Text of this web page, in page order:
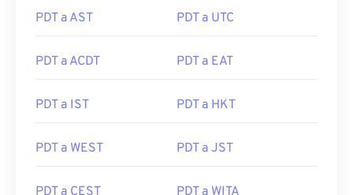
PDT a AST PDT a UTC
PDT a ACDT PDT a EAT
PDT a IST PDT a HKT
PDT a WEST PDT a JST
PDT a CEST PDT a WITA